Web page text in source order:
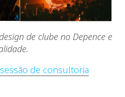
de clube no Depence e
de consultoria